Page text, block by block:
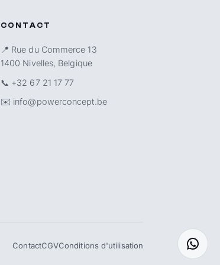
CONTACT
📍 Rue du Commerce 13
1400 Nivelles, Belgique
📞 +32 67 21 17 77
✉️ info@powerconcept.be
ContactCGVConditions d'utilisation